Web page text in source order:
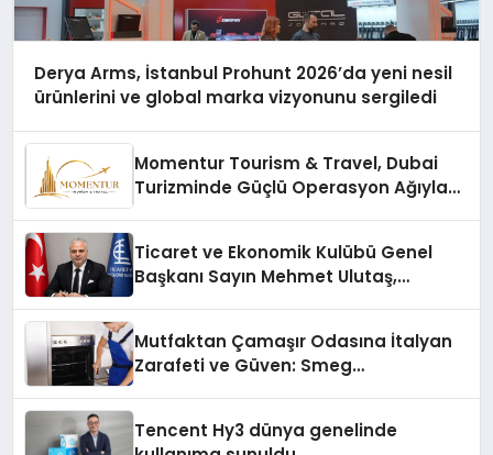
Derya Arms, İstanbul Prohunt 2026’da yeni nesil
ürünlerini ve global marka vizyonunu sergiledi
Momentur Tourism & Travel, Dubai
Turizminde Güçlü Operasyon Ağıyla
Ticaret ve Ekonomik Kulübü Genel
Başkanı Sayın Mehmet Ulutaş,
Mutfaktan Çamaşır Odasına İtalyan
Zarafeti ve Güven: Smeg
Tencent Hy3 dünya genelinde